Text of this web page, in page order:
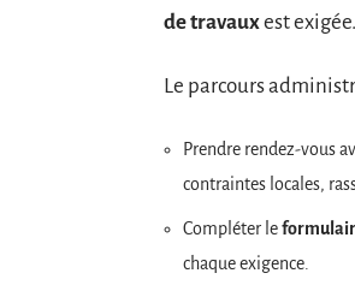
de travauxest
Le parcours
Prendre rendez-vous
contraintes locales,
Compléter le
chaque exigence.